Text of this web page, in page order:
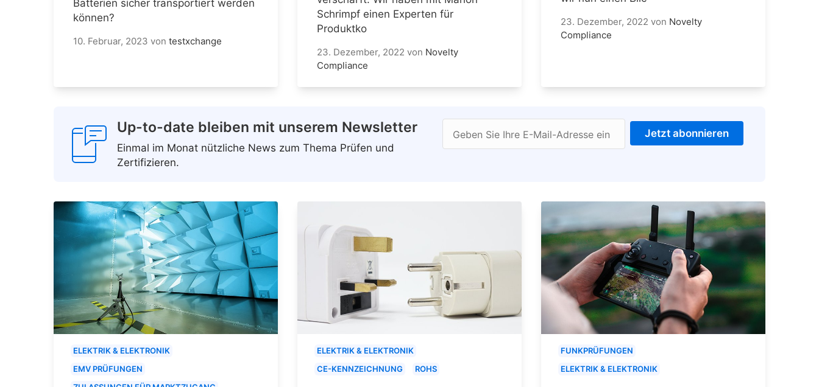
Batterien sicher transportiert werden
können?
10. Februar, 2023 von testxchange
Schrimpf einen Experten für
Produktko
23. Dezember, 2022 von Novelty
Compliance
23. Dezember, 2022 von Novelty
Compliance
Up-to-date bleiben mit unserem Newsletter
Einmal im Monat nützliche News zum Thema Prüfen und
Zertifizieren.
Geben Sie Ihre E-Mail-Adresse ein Jetzt abonnieren
ELEKTRIK & ELEKTRONIK
EMV PRÜFUNGEN
ELEKTRIK & ELEKTRONIK
CE-KENNZEICHNUNG
ROHS
FUNKPRÜFUNGEN
ELEKTRIK & ELEKTRONIK